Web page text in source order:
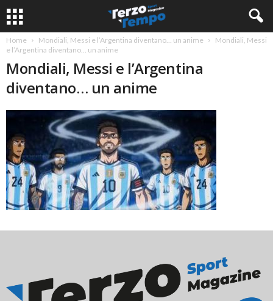
Home Mondiali, Messi e l’Argentina diventano… un anime
Mondiali, Messi
e l’Argentina diventano… un anime
Mondiali, Messi e l’Argentina
diventano… un anime